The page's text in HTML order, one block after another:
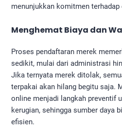
menunjukkan komitmen
Menghemat Biaya dan
Proses pendaftaran merek
sedikit, mulai dari administrasi
Jika ternyata merek ditolak,
terpakai akan hilang begitu saja.
online menjadi langkah preventif
kerugian, sehingga sumber daya
efisien.